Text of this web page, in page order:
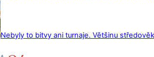
Nebyly to bitvy ani turnaje. Většinu